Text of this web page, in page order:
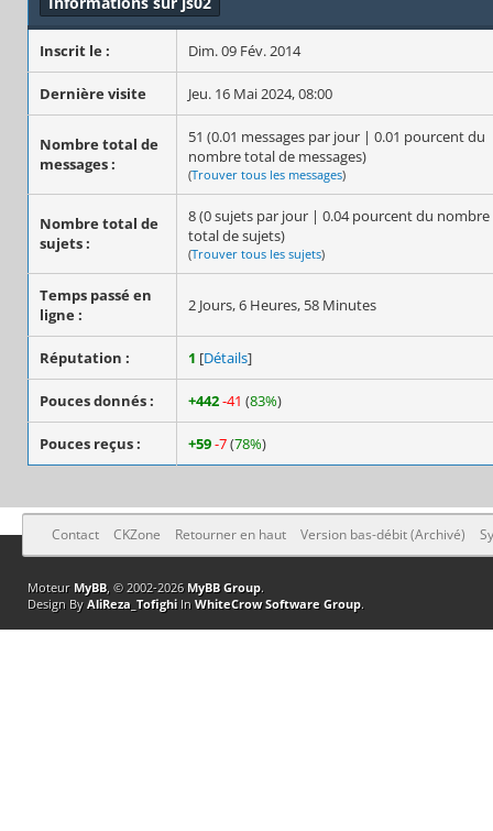
Inscrit le : Dim. 09 Fév. 2014
Dernière visite Jeu. 16 Mai 2024, 08:00
Nombre total de
messages :
51 (0.01 messages par jour | 0.01 pourcent du
nombre total de messages)
(Trouver tous les messages)
Nombre total de
sujets :
8 (0 sujets par jour | 0.04 pourcent du nombre
total de sujets)
(Trouver tous les sujets)
Temps passé en
ligne :
2 Jours, 6 Heures, 58 Minutes
Réputation : 1 [Détails]
Pouces donnés : +442-41 (83%)
Pouces reçus : +59-7(78%)
Contact CKZone Retourner en haut Version bas-débit (Archivé)
Moteur MyBB, © 2002-2026 MyBB Group.
Design By AliReza_TofighiIn WhiteCrow Software Group.